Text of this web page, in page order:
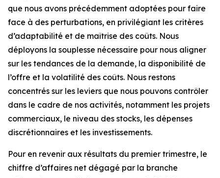
que nous avons précédemment adoptées pour faire
face à des perturbations, en privilégiant les critères
d’adaptabilité et de maîtrise des coûts. Nous
déployons la souplesse nécessaire pour nous aligner
sur les tendances de la demande, la disponibilité de
l’offre et la volatilité des coûts. Nous restons
concentrés sur les leviers que nous pouvons contrôler
dans le cadre de nos activités, notamment les projets
commerciaux, le niveau des stocks, les dépenses
discrétionnaires et les investissements.
Pour en revenir aux résultats du premier trimestre, le
chiffre d’affaires net dégagé par la branche